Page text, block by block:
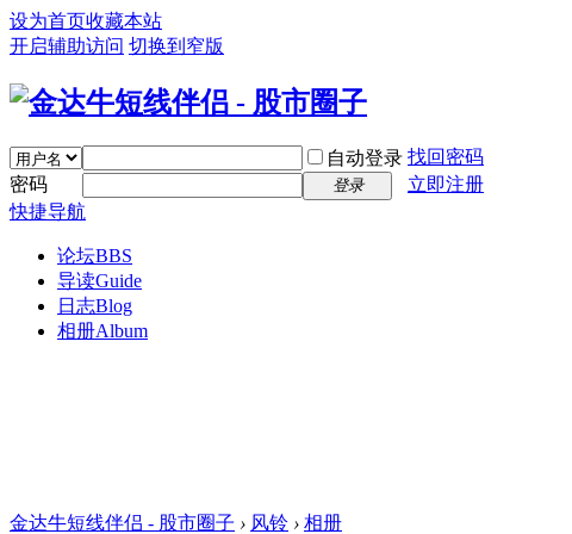
设为首页收藏本站
开启辅助访问 切换到窄版
自动登录 找回密码
密码
登录
立即注册
快捷导航
论坛BBS
导读Guide
日志Blog
相册Album
金达牛短线伴侣 - 股市圈子 › 风铃 › 相册